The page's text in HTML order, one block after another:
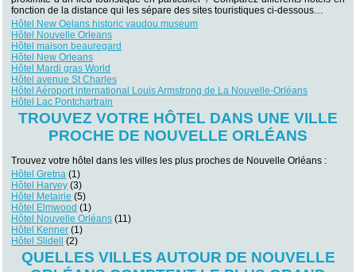
fonction de la distance qui les sépare des sites touristiques ci-dessous…
Hôtel New Oelans historic vaudou museum
Hôtel Nouvelle Orleans
Hôtel maison beauregard
Hôtel New Orleans
Hôtel Mardi gras World
Hôtel avenue St Charles
Hôtel Aéroport international Louis Armstrong de La Nouvelle-Orléans
Hôtel Lac Pontchartrain
TROUVEZ VOTRE HÔTEL DANS UNE VILLE
PROCHE DE NOUVELLE ORLÉANS
Trouvez votre hôtel dans les villes les plus proches de Nouvelle Orléans :
Hôtel Gretna (1)
Hôtel Harvey (3)
Hôtel Metairie (5)
Hôtel Elmwood (1)
Hôtel Nouvelle Orléans (11)
Hôtel Kenner (1)
Hôtel Slidell
(2)
QUELLES VILLES AUTOUR DE NOUVELLE